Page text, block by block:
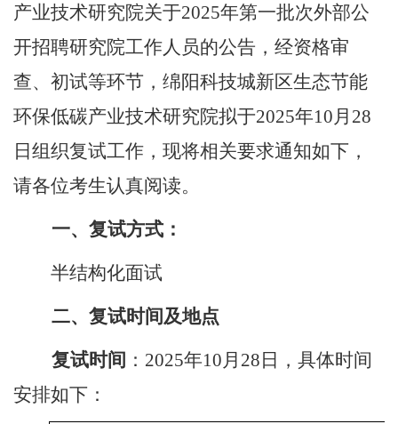
产业技术研究院关于2025年第一批次外部公
开招聘研究院工作人员的公告，经资格审
查、初试等环节，绵阳科技城新区生态节能
环保低碳产业技术研究院拟于2025年10 月 28
日组织复试工作，现将相关要求通知如下，
请各位考生认真阅读。
一、 复试方式：
半结构化面试
二、 复试时间及地点
复试时间 ： 2025年10 月 28 日，具体时间
安排如下：